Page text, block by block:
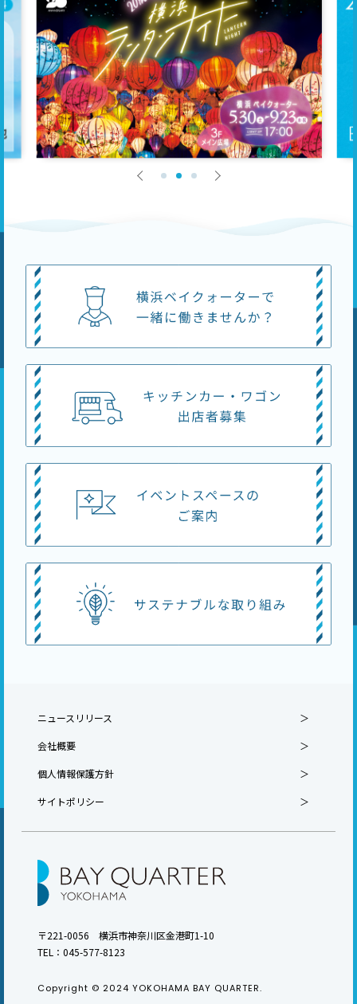
ニュースリリース
会社概要
個人情報保護方針
サイトポリシー
〒221-0056 横浜市神奈川区金港町1-10
TEL： 045-577-8123
Copyright © 2024 YOKOHAMA BAY QUARTER.